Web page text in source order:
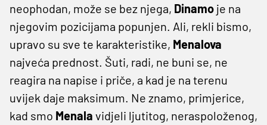
neophodan, može se bez njega, Dinamo je na
njegovim pozicijama popunjen. Ali, rekli bismo,
upravo su sve te karakteristike, Menalova
najveća prednost. Šuti, radi, ne buni se, ne
reagira na napise i priče, a kad je na terenu
uvijek daje maksimum. Ne znamo, primjerice,
kad smo Menala vidjeli ljutitog, neraspoloženog,